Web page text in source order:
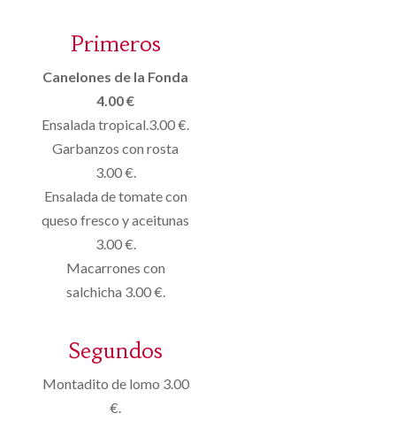
Primeros
Canelones de la Fonda
4.00 €
Ensalada tropical.3.00 €.
Garbanzos con rosta
3.00 €.
Ensalada de tomate con
queso fresco y aceitunas
3.00 €.
Macarrones con
salchicha 3.00 €.
Segundos
Montadito de lomo 3.00
€.